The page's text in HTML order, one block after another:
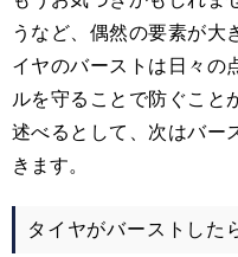
うなど、偶然の要素が大
イヤのバーストは日々の
ルを守ることで防ぐこと
述べるとして、次はバー
きます。
タイヤがバーストした